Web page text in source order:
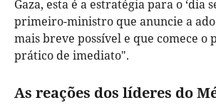
Gaza, esta é a estratégia para o ‘dia
primeiro-ministro que anuncie a
mais breve possível e que comece o
prático de imediato".
As reações dos líderes do